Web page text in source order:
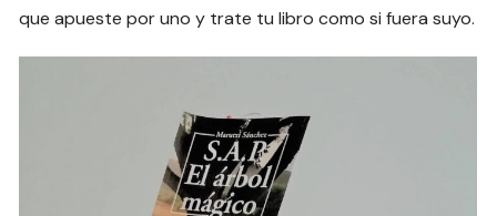
que apueste por uno y trate tu libro como si fuera suyo.